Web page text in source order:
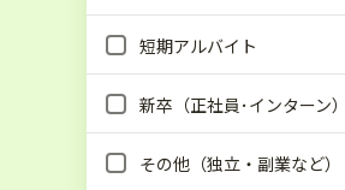
短期アルバイト
新卒（正社員･インターン）
その他（独立・副業など）